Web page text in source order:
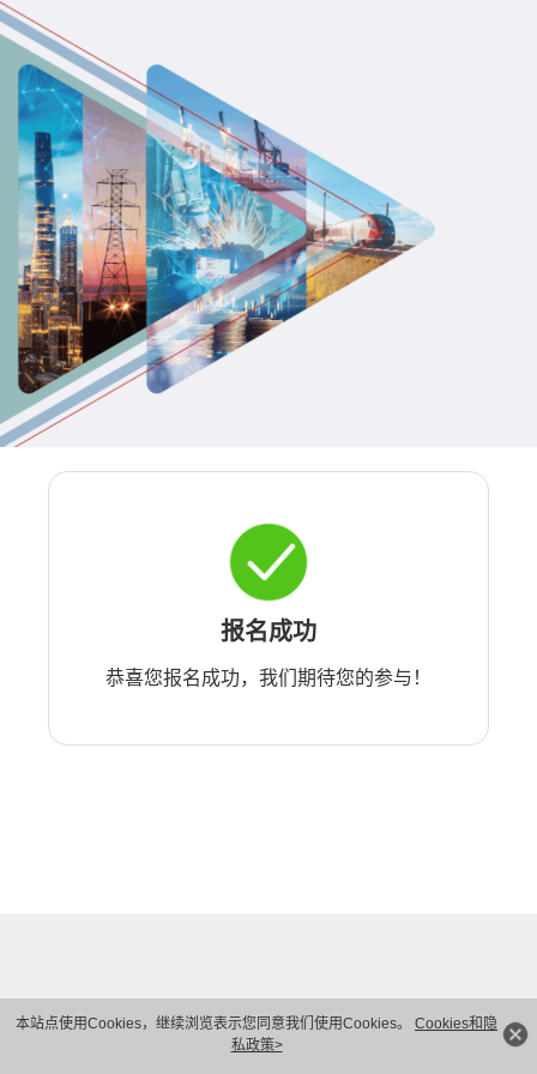
本站点使用Cookies，继续浏览表示您同意我们使用Cookies。 Cookies和隐
私政策>
报名成功
恭喜您报名成功，我们期待您的参与！